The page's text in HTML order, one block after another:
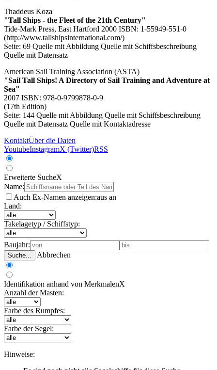
Thaddeus Koza
"Tall Ships - the Fleet of the 21th Century"
Tide-Mark Press, East Hartford 2000 ISBN: 1-55949-551-0
(http://www.tallshipsinternational.com/)
Seite: 69 Quelle mit Abbildung Quelle mit Schiffsbeschreibung
Quelle mit Datensatz
American Sail Training Association (ASTA)
"Sail Tall Ships! A Directory of Sail Training and Adventure at
Sea"
2007 ISBN: 978-0-9799878-0-9
(17th Edition)
Seite: 144 Quelle mit Abbildung Quelle mit Schiffsbeschreibung
Quelle mit Datensatz Quelle mit Kontaktadresse
KontaktÜber die Daten
YoutubeInstagramX (Twitter)RSS
Erweiterte SucheX
Name:
Auch Ex-Namen anzeigen:aus an
Land:
Takelagetyp / Schiffstyp:
Baujahr:
Suche... Abbrechen
Identifikation anhand von MerkmalenX
Anzahl der Masten:
Farbe des Rumpfes:
Farbe der Segel:
Hinweise: